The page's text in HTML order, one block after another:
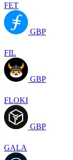
FET
GBP
FIL
GBP
FLOKI
GBP
GALA